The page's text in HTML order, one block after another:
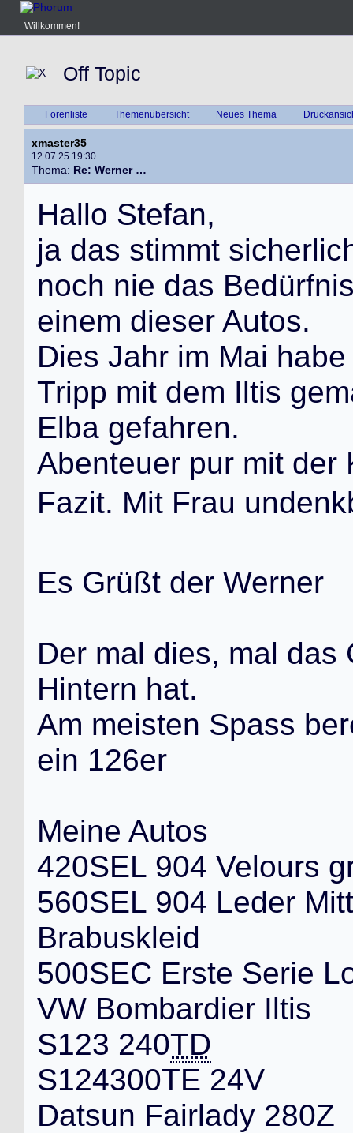
Willkommen!
Off Topic
Forenliste Themenübersicht Neues Thema
xmaster35
12.07.25 19:30
Thema: Re: Werner …
Hallo Stefan,
ja das stimmt sicherlic
noch nie das Bedürfni
einem dieser Autos.
Dies Jahr im Mai habe
Tripp mit dem Iltis gem
Elba gefahren.
Abenteuer pur mit der
Fazit. Mit Frau undenk
Es Grüßt der Werner
Der mal dies, mal das
Hintern hat.
Am meisten Spass ber
ein 126er
Meine Autos
420SEL 904 Velours g
560SEL 904 Leder Mitt
Brabuskleid
500SEC Erste Serie L
VW Bombardier Iltis
S123 240TD
S124300TE 24V
Datsun Fairlady 280Z